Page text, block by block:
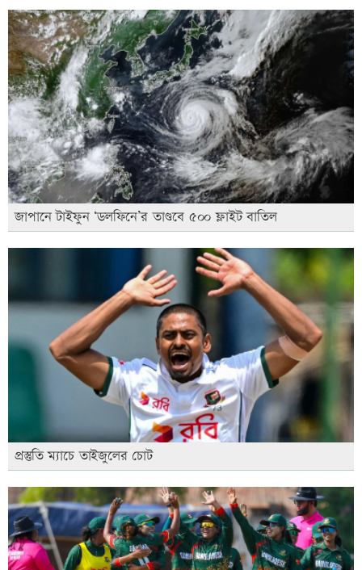
জাপানে টাইফুন ‘ডলফিনে’র তাণ্ডবে ৫০০ ফ্লাইট বাতিল
প্রস্তুতি ম্যাচে তাইজুলের চোট